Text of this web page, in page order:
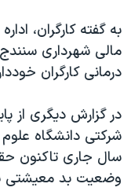
به گفته کارگران،
مالی شهرداری
درمانی کارگران
در گزارش دیگری از
شرکتی دانشگاه علوم
سال جاری تاکنون
وضعیت بد معیشتی